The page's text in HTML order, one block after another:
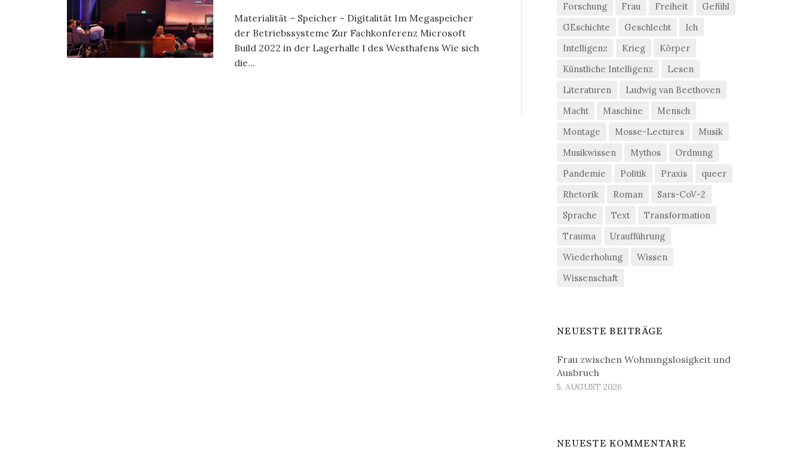
Materialität – Speicher – Digitalität Im Megaspeicher
der Betriebssysteme Zur Fachkonferenz Microsoft
Build 2022 in der Lagerhalle 1 des Westhafens Wie sich
die...
Forschung
Frau Freiheit
Gefühl
GEschichte
Geschlecht
Ich
Intelligenz
Krieg
Körper
Künstliche Intelligenz
Lesen
Literaturen
Ludwig van Beethoven
Macht
Maschine
Mensch
Montage
Mosse-Lectures
Musik
Musikwissen
Mythos
Ordnung
Pandemie
Politik Praxis
queer
Rhetorik
Roman
Sars-CoV-2
Sprache
Text
Transformation
Trauma
Uraufführung
Wiederholung
Wissen
Wissenschaft
NEUESTE BEITRÄGE
Frau zwischen Wohnungslosigkeit und
Ausbruch
5. AUGUST 2026
NEUESTE KOMMENTARE